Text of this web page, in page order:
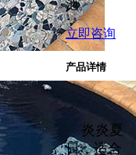
池。
立即咨询
产品详情
炎炎夏
日，适合